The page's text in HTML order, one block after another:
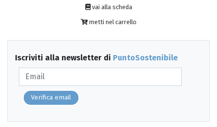
vai alla scheda
metti nel carrello
Iscriviti alla newsletter di PuntoSostenibile
Verifica email